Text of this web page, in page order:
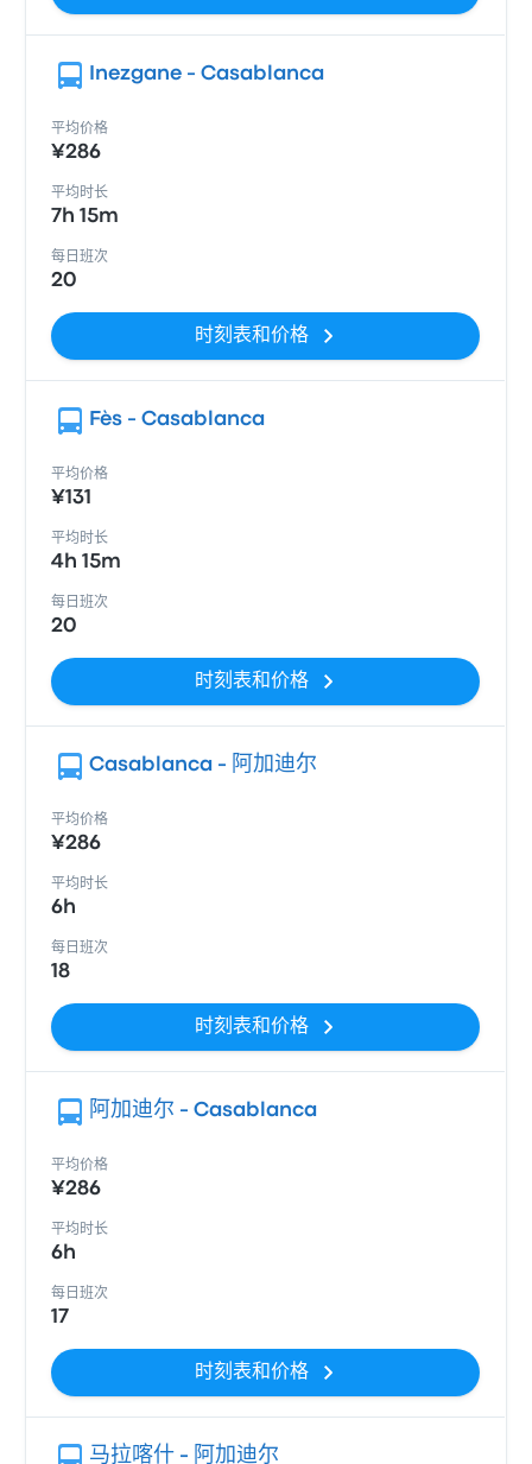
Inezgane - Casablanca
平均价格
¥286
平均时长
7h 15m
每日班次
20
时刻表和价格
Fès - Casablanca
平均价格
¥131
平均时长
4h 15m
每日班次
20
时刻表和价格
Casablanca - 阿加迪尔
平均价格
¥286
平均时长
6h
每日班次
18
时刻表和价格
阿加迪尔 - Casablanca
平均价格
¥286
平均时长
6h
每日班次
17
时刻表和价格
马拉喀什 - 阿加迪尔